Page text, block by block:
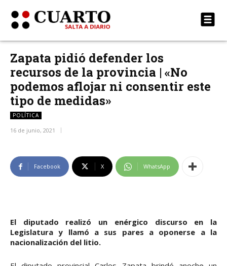
Zapata pidió defender los
recursos de la provincia | «No
podemos aflojar ni consentir este
tipo de medidas»
POLÍTICA
16 de junio, 2021
Facebook X WhatsApp
El diputado realizó un enérgico discurso en la
Legislatura y llamó a sus pares a oponerse a la
nacionalización del litio.